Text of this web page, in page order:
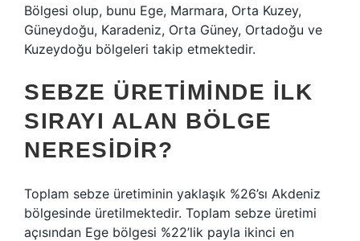
Bölgesi olup, bunu Ege, Marmara, Orta Kuzey,
Güneydoğu, Karadeniz, Orta Güney, Ortadoğu ve
Kuzeydoğu bölgeleri takip etmektedir.
SEBZE ÜRETIMINDE ILK
SIRAYI ALAN BÖLGE
NERESIDIR?
Toplam sebze üretiminin yaklaşık %26’sı Akdeniz
bölgesinde üretilmektedir. Toplam sebze üretimi
açısından Ege bölgesi %22’lik payla ikinci en